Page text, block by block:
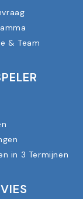
& Team
in 3 Termijnen